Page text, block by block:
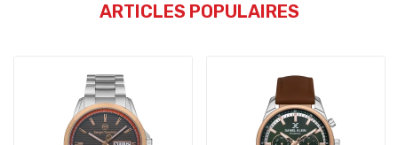
ARTICLES POPULAIRES